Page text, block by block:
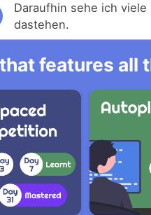
Daraufhin sehe ich viele
dastehen.
features